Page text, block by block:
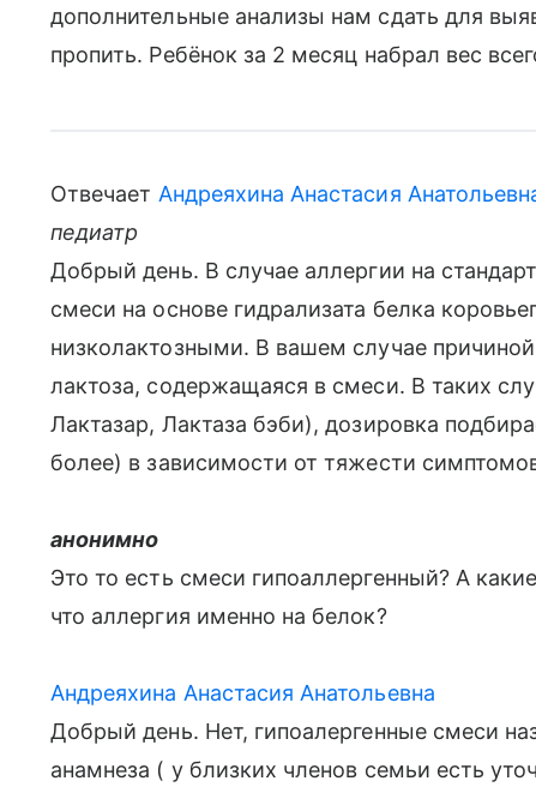
дополнительные анализы нам сдать для
пропить. Ребёнок за 2 месяц набрал вес
Отвечает Андреяхина Анастасия
педиатр
Добрый день. В случае аллергии на
смеси на основе гидрализата белка
низколактозными. В вашем случае
лактоза, содержащаяся в смеси. В таких
Лактазар, Лактаза бэби), дозировка
более) в зависимости от тяжести
анонимно
Это то есть смеси гипоаллергенный? А
что аллергия именно на белок?
Андреяхина Анастасия Анатольевна
Добрый день. Нет, гипоалергенные смеси
анамнеза ( у близких членов семьи есть